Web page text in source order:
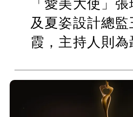
及夏姿設計總
霞，主持人則為